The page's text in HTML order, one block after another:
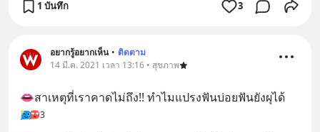
1 บันทึก 3
อยากรู้อยากเห็น • ติดตาม
14 มี.ค. 2021 เวลา 13:16 • สุขภาพ
👄สาเหตุที่เราคาดไม่ถึง!! ทำไมแปรงฟันบ่อยฟันยังผุได้
3